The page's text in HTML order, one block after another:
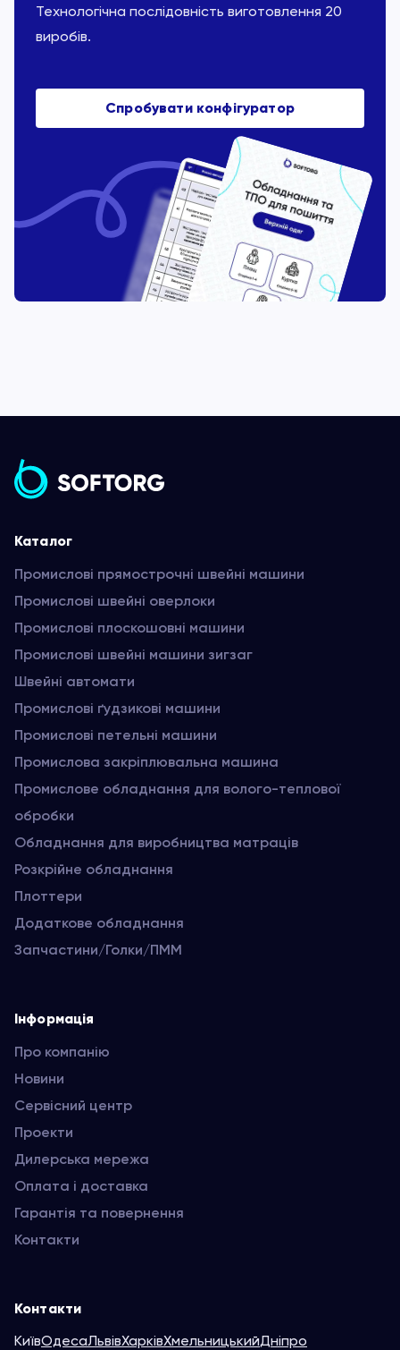
Технологічна послідовність виготовлення 20
виробів.
Спробувати конфігуратор
Каталог
Промислові прямострочні швейні машини
Промислові швейні оверлоки
Промислові плоскошовні машини
Промислові швейні машини зигзаг
Швейні автомати
Промислові ґудзикові машини
Промислові петельні машини
Промислова закріплювальна машина
Промислове обладнання для волого-теплової
обробки
Обладнання для виробництва матраців
Розкрійне обладнання
Плоттери
Додаткове обладнання
Запчастини/Голки/ПММ
Інформація
Про компанію
Новини
Сервісний центр
Проекти
Дилерська мережа
Оплата і доставка
Гарантія та повернення
Контакти
Контакти
КиївОдесаЛьвівХарківХмельницькийДніпро